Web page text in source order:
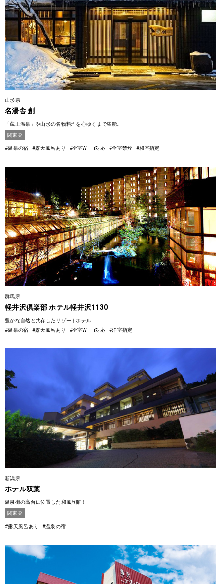
山形県
名湯舎 創
「蔵王温泉」や山形の名物料理を心ゆくまで堪能。
関東発
#温泉の宿 #露天風呂あり #全室Wi-Fi対応 #全室禁煙 #和室指定
群馬県
軽井沢倶楽部 ホテル軽井沢1130
豊かな自然と共存したリゾートホテル
#温泉の宿
#露天風呂あり #全室Wi-Fi対応 #洋室指定
新潟県
ホテル双葉
温泉街の高台に位置した和風旅館！
関東発
#露天風呂あり #温泉の宿